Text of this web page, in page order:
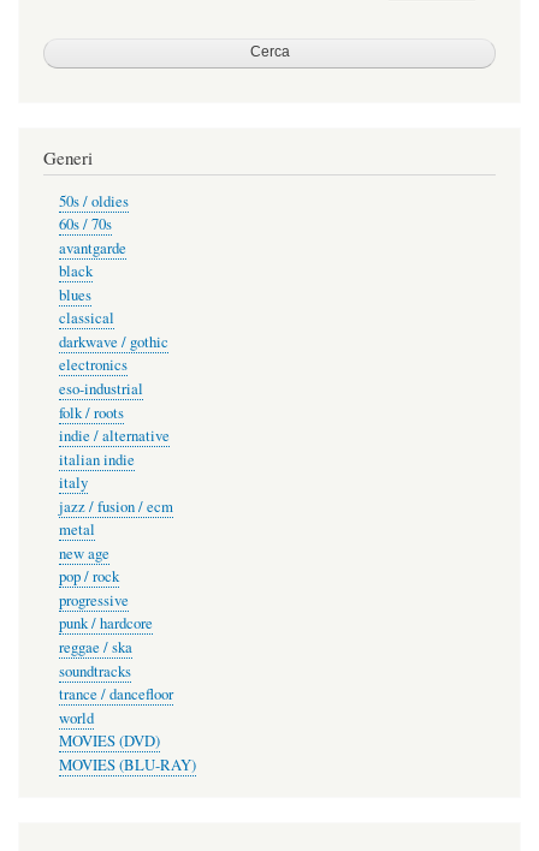
Generi
50s / oldies
60s / 70s
avantgarde
black
blues
classical
darkwave / gothic
electronics
eso-industrial
folk / roots
indie / alternative
italian indie
italy
jazz / fusion / ecm
metal
new age
pop / rock
progressive
punk / hardcore
reggae / ska
soundtracks
trance / dancefloor
world
MOVIES (DVD)
MOVIES (BLU-RAY)